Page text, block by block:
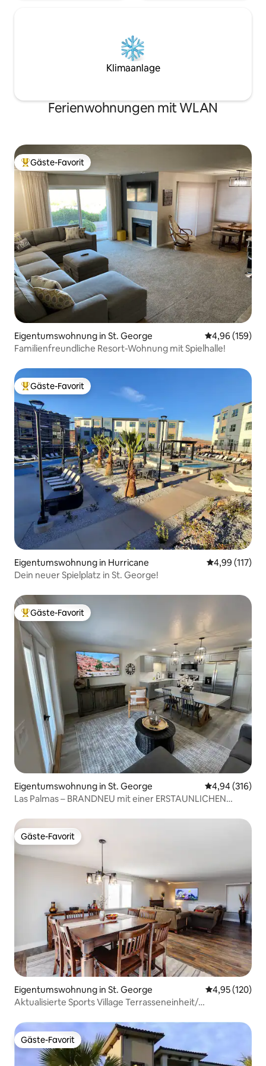
Klimaanlage
Ferienwohnungen mit WLAN
Beliebter Gäste-Favorit.
Gäste-Favorit
Eigentumswohnung in St. George
4,96 (159)
Familienfreundliche Resort-Wohnung mit Spielhalle!
Beliebter Gäste-Favorit.
Gäste-Favorit
Eigentumswohnung in Hurricane
4,99 (117)
Dein neuer Spielplatz in St. George!
Beliebter Gäste-Favorit.
Gäste-Favorit
Eigentumswohnung in St. George
4,94 (316)
Las Palmas – BRANDNEU mit einer ERSTAUNLICHEN
Gäste-Favorit
Gäste-Favorit
Eigentumswohnung in St. George
4,95 (120)
Aktualisierte Sports Village Terrasseneinheit/
Gäste-Favorit
Gäste-Favorit